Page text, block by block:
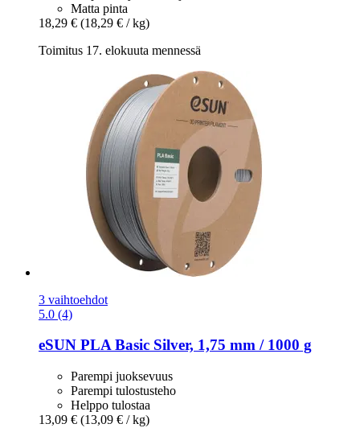
Matta pinta
18,29 € (18,29 € / kg)
Toimitus 17. elokuuta mennessä
3 vaihtoehdot
5.0 (4)
eSUN PLA Basic Silver, 1,75 mm / 1000 g
Parempi juoksevuus
Parempi tulostusteho
Helppo tulostaa
13,09 € (13,09 € / kg)